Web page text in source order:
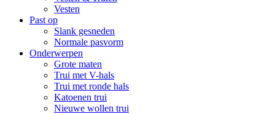
Vesten
Past op
Slank gesneden
Normale pasvorm
Onderwerpen
Grote maten
Trui met V-hals
Trui met ronde hals
Katoenen trui
Nieuwe wollen trui